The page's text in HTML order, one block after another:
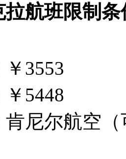
拉航班限制
3553
5448
肯尼尔航空